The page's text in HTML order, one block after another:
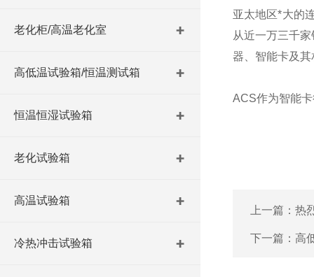
老化柜/高温老化室
高低温试验箱/恒温测试箱
恒温恒湿试验箱
老化试验箱
高温试验箱
冷热冲击试验箱
亚太地区*大的
从近一万三千
器、智能卡及
ACS作为智能
上一篇： 热
下一篇： 高